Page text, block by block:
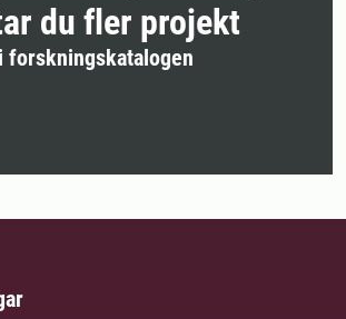
du fler projekt
forskningskatalogen